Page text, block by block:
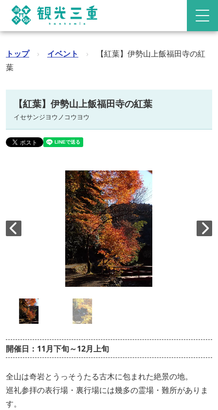
トップ › イベント ›
【紅葉】伊勢山上飯福田寺の紅
葉
【紅葉】伊勢山上飯福田寺の紅葉
イセサンジヨウノコウヨウ
開催日：11月下旬～12月上旬
全山は奇岩とうっそうたる古木に包まれた絶景の地。
巡礼参拝の表行場・裏行場には幾多の霊場・難所がありま
す。